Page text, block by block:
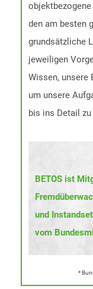
den am besten
grundsätzliche
jeweiligen
Wissen, unsere
um unsere
bis ins Detail
BETOS ist
und
vom
*